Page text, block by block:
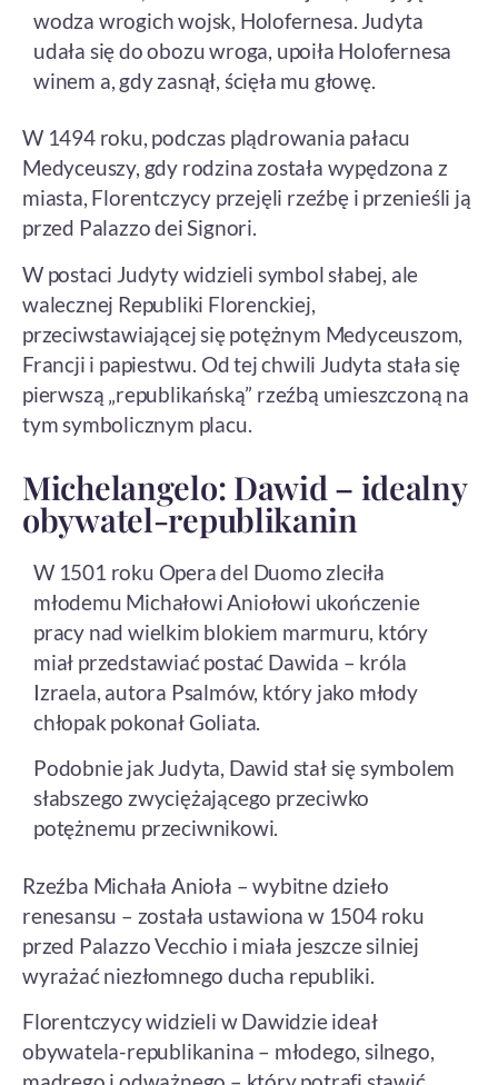
wodza wrogich wojsk, Holofernesa. Judyta
udała się do obozu wroga, upoiła Holofernesa
winem a, gdy zasnął, ścięła mu głowę.
W 1494 roku, podczas plądrowania pałacu
Medyceuszy, gdy rodzina została wypędzona z
miasta, Florentczycy przejęli rzeźbę i przenieśli ją
przed Palazzo dei Signori.
W postaci Judyty widzieli symbol słabej, ale
walecznej Republiki Florenckiej,
przeciwstawiającej się potężnym Medyceuszom,
Francji i papiestwu. Od tej chwili Judyta stała się
pierwszą „republikańską” rzeźbą umieszczoną na
tym symbolicznym placu.
Michelangelo: Dawid – idealny
obywatel-republikanin
W 1501 roku Opera del Duomo zleciła
młodemu Michałowi Aniołowi ukończenie
pracy nad wielkim blokiem marmuru, który
miał przedstawiać postać Dawida – króla
Izraela, autora Psalmów, który jako młody
chłopak pokonał Goliata.
Podobnie jak Judyta, Dawid stał się symbolem
słabszego zwyciężającego przeciwko
potężnemu przeciwnikowi.
Rzeźba Michała Anioła – wybitne dzieło
renesansu – została ustawiona w 1504 roku
przed Palazzo Vecchio i miała jeszcze silniej
wyrażać niezłomnego ducha republiki.
Florentczycy widzieli w Dawidzie ideał
obywatela-republikanina – młodego, silnego,